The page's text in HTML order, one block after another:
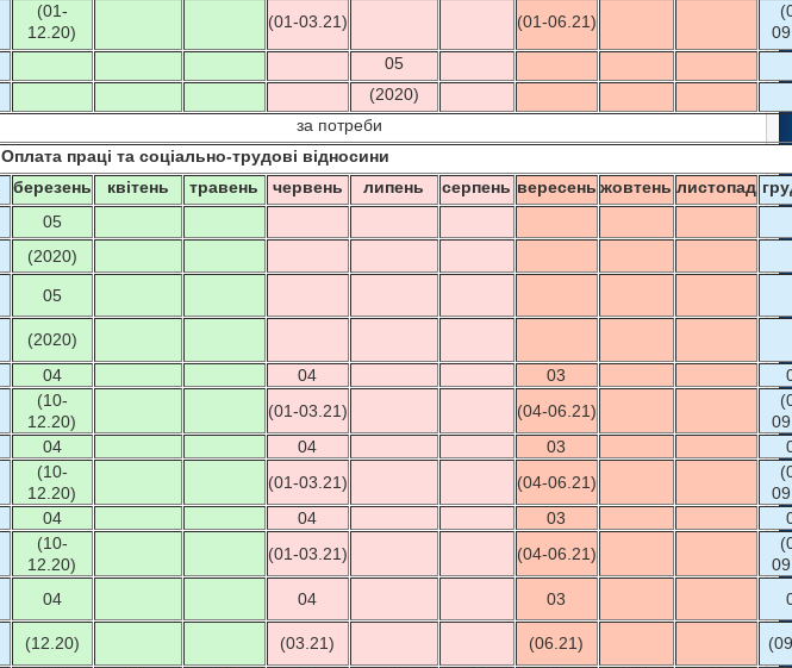
(01-
12.20)
(01-03.21) (01-06.21)
05
(2020)
за потреби
Оплата праці та соціально-трудові відносини
березень квітень травень червень липень серпень вересень жовтень листопад
05
(2020)
05
(2020)
04 04 03
(10-
12.20)
(01-03.21) (04-06.21)
04 04 03
(10-
12.20)
(01-03.21) (04-06.21)
04 04 03
(10-
12.20)
(01-03.21) (04-06.21)
04 04 03
(12.20) (03.21) (06.21)